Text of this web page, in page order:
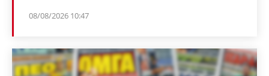
08/08/2026 10:47